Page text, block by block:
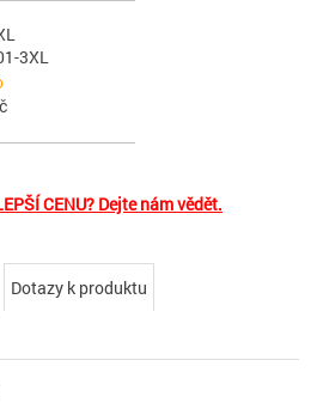
3XL
CENU? Dejte nám vědět.
Dotazy k produktu